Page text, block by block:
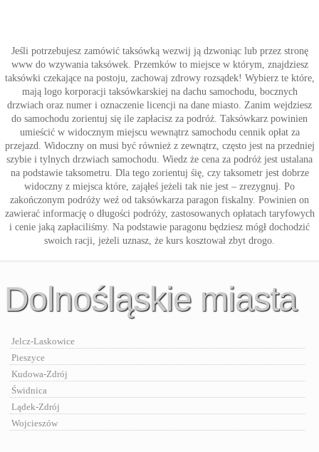
Jeśli potrzebujesz zamówić taksówką wezwij ją dzwoniąc lub przez stronę
www do wzywania taksówek. Przemków to miejsce w którym, znajdziesz
taksówki czekające na postoju, zachowaj zdrowy rozsądek! Wybierz te które,
mają logo korporacji taksówkarskiej na dachu samochodu, bocznych
drzwiach oraz numer i oznaczenie licencji na dane miasto. Zanim wejdziesz
do samochodu zorientuj się ile zapłacisz za podróż. Taksówkarz powinien
umieścić w widocznym miejscu wewnątrz samochodu cennik opłat za
przejazd. Widoczny on musi być również z zewnątrz, często jest na przedniej
szybie i tylnych drzwiach samochodu. Wiedz że cena za podróż jest ustalana
na podstawie taksometru. Dla tego zorientuj śię, czy taksometr jest dobrze
widoczny z miejsca które, zająłeś jeżeli tak nie jest – zrezygnuj. Po
zakończonym podróży weź od taksówkarza paragon fiskalny. Powinien on
zawierać informację o długości podróży, zastosowanych opłatach taryfowych
i cenie jaką zapłaciliśmy. Na podstawie paragonu będziesz mógł dochodzić
swoich racji, jeżeli uznasz, że kurs kosztował zbyt drogo.
Dolnośląskie miasta
Jelcz-Laskowice
Pieszyce
Kudowa-Zdrój
Świdnica
Lądek-Zdrój
Wojcieszów